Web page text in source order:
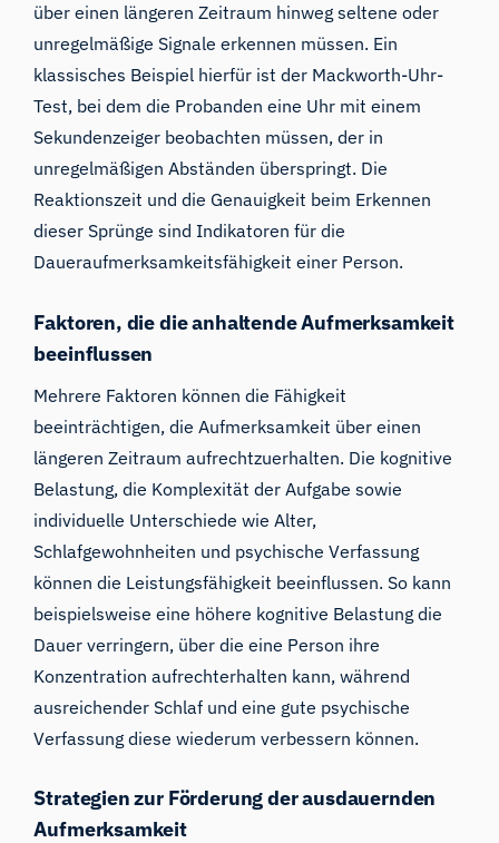
über einen längeren Zeitraum hinweg seltene oder
unregelmäßige Signale erkennen müssen. Ein
klassisches Beispiel hierfür ist der Mackworth-Uhr-
Test, bei dem die Probanden eine Uhr mit einem
Sekundenzeiger beobachten müssen, der in
unregelmäßigen Abständen überspringt. Die
Reaktionszeit und die Genauigkeit beim Erkennen
dieser Sprünge sind Indikatoren für die
Daueraufmerksamkeitsfähigkeit einer Person.
Faktoren, die die anhaltende Aufmerksamkeit
beeinflussen
Mehrere Faktoren können die Fähigkeit
beeinträchtigen, die Aufmerksamkeit über einen
längeren Zeitraum aufrechtzuerhalten. Die kognitive
Belastung, die Komplexität der Aufgabe sowie
individuelle Unterschiede wie Alter,
Schlafgewohnheiten und psychische Verfassung
können die Leistungsfähigkeit beeinflussen. So kann
beispielsweise eine höhere kognitive Belastung die
Dauer verringern, über die eine Person ihre
Konzentration aufrechterhalten kann, während
ausreichender Schlaf und eine gute psychische
Verfassung diese wiederum verbessern können.
Strategien zur Förderung der ausdauernden
Aufmerksamkeit